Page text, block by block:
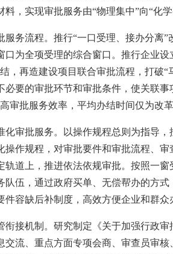
料，实现审批服务由“物理集中”向“化
流程。推行“一口受理、接办分离”
口为全项受理的综合窗口。推行企业
，再造建设项目联合审批流程，打破
必要的审批环节和审批条件，使关联
审批服务效率，平均办结时间仅为改
批服务。以操作规程总则为指导，
操作规程，对审批要件和审批流程、
轨道上，推进依法依规审批。按照一
队伍，通过政府买单、无偿帮办的方
件容缺后补制度，高效方便企业和群
机制。研究制定《关于加强行政审
交流、重点方面专项会商、审查员审